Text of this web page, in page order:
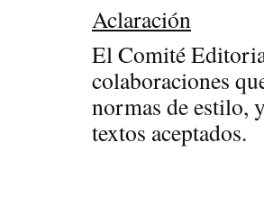
Aclaración
El Comité
colaboraciones
normas de estilo,
textos aceptados.